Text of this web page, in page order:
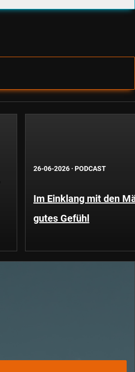
26-06-2026 · PODCAST
Im Einklang mit den
gutes Gefühl